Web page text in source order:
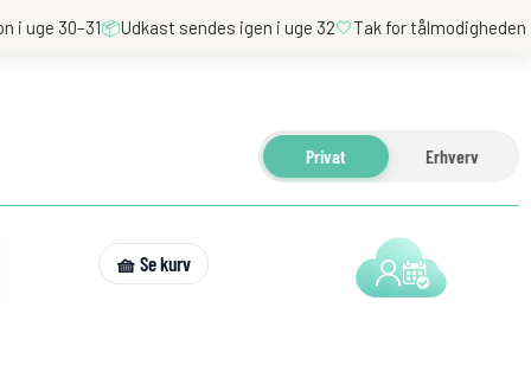
i uge 30–31📦Udkast sendes igen i uge 32🤍Tak for tålmodigheden
Privat Erhverv
🧺 Se kurv